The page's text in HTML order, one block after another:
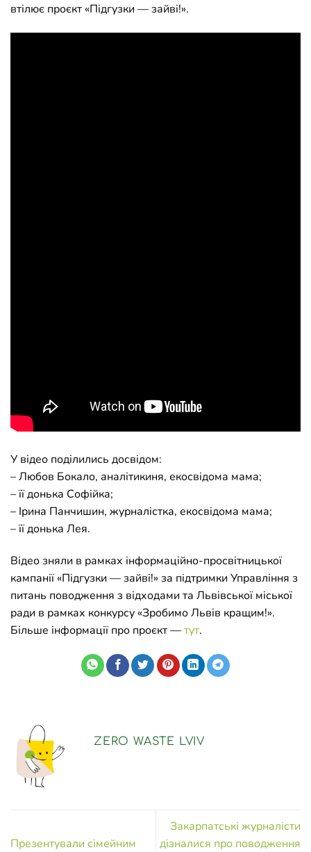
втілює проєкт «Підгузки — зайві!».
У відео поділились досвідом:
– Любов Бокало, аналітикиня, екосвідома мама;
– її донька Софійка;
– Ірина Панчишин, журналістка, екосвідома мама;
– її донька Лея.
Відео зняли в рамках інформаційно-просвітницької
кампанії «Підгузки — зайві!» за підтримки Управління з
питань поводження з відходами та Львівської міської
ради в рамках конкурсу «Зробимо Львів кращим!».
Більше інформації про проєкт —тут.
ZERO WASTE LVIV
Презентували сімейним
Закарпатські журналісти
дізналися про поводження